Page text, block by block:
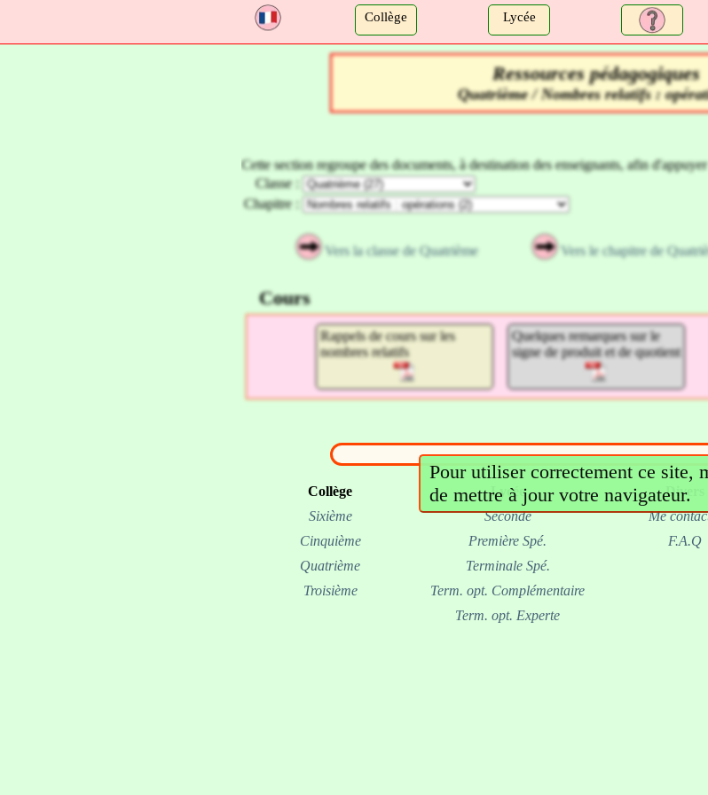
Pour utiliser correctement ce site,
de mettre à jour votre navigateur.
a Collège Lycée
Ressources pédagogiques
Quatrième / Nombres relatifs :
Cette section regroupe des documents, à destination des enseignants, afin
Classe :
Chapitre :
Vers la classe de Quatrième Vers le chapitre de
Cours
Rappels de cours sur les
nombres relatifs
Quelques remarques sur le
signe de produit et de quotient
Collège
Sixième
Cinquième
Quatrième
Troisième
Lycée
Seconde
Première Spé.
Terminale Spé.
Term. opt. Complémentaire
Term. opt. Experte
Divers
Me
F.A.Q